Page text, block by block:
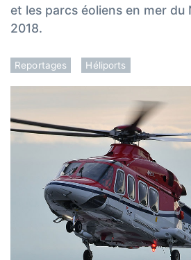
et les parcs éoliens en mer du
2018.
Reportages Héliports